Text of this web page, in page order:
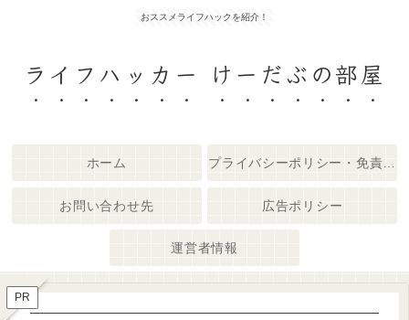
おススメライフハックを紹介！
ライフハッカー けーだぶの部屋
ホーム
お問い合わせ先 広告ポリシー
運営者情報
PR